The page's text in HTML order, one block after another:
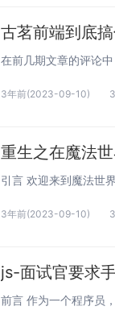
古茗前端到底
3年前(2023-09-10)
重生之在魔法
3年前(2023-09-10)
js-面试官要求